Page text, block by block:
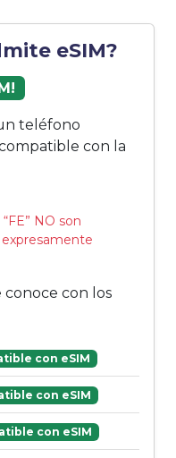
eSIM?
teléfono
con la
NO son
conoce con los
con eSIM
con eSIM
con eSIM